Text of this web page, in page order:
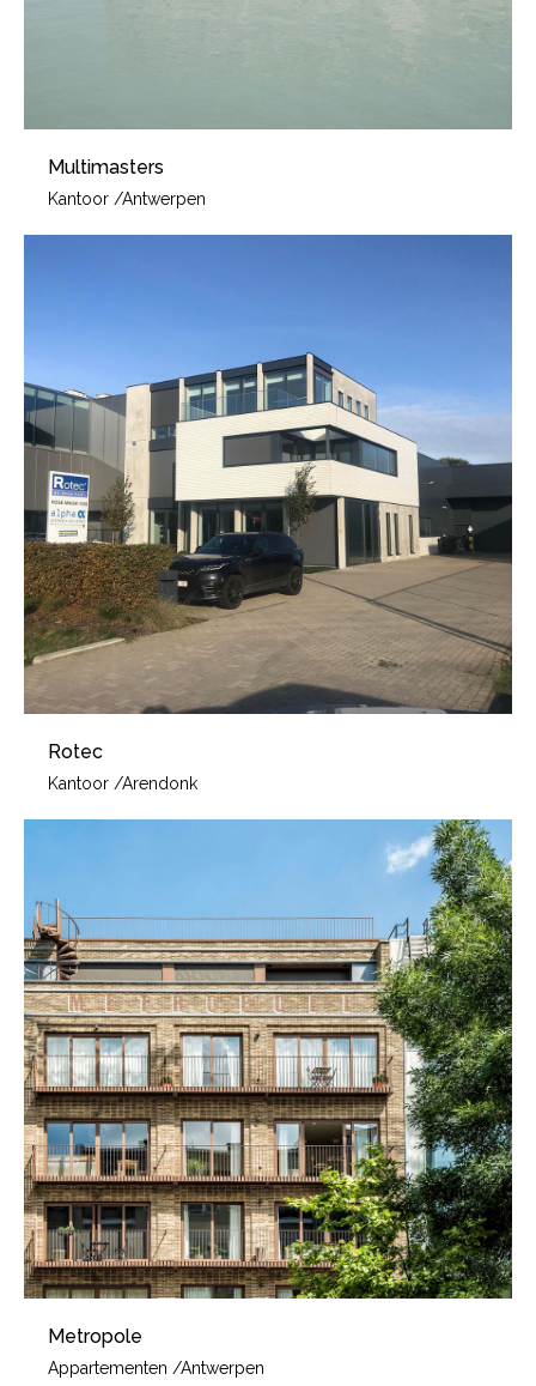
Multimasters
Kantoor /Antwerpen
Rotec
Kantoor /Arendonk
Metropole
Appartementen /Antwerpen